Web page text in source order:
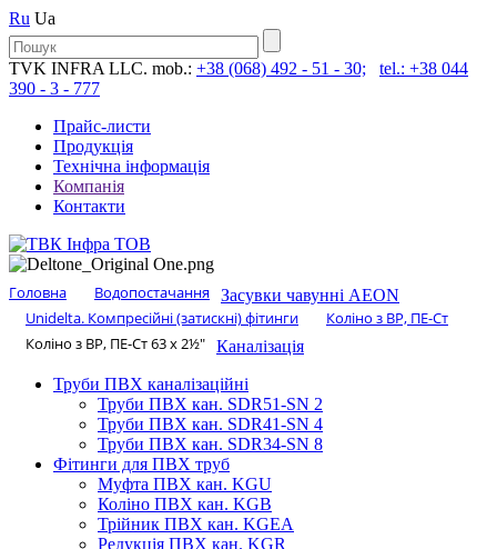
Ru Ua
TVK INFRA LLC. mob.: +38 (068) 492 - 51 - 30;
tel.: +38 044
390 - 3 - 777
Прайс-листи
Продукція
Технічна інформація
Компанія
Контакти
Головна
Водопостачання
Unidelta. Компресійні (затискні) фітинги
Коліно з ВР, ПЕ-Ст
Коліно з ВР, ПЕ-Ст 63 х 2½″
Засувки чавунні AEON
Каналізація
Труби ПВХ каналізаційні
Труби ПВХ кан. SDR51-SN 2
Труби ПВХ кан. SDR41-SN 4
Труби ПВХ кан. SDR34-SN 8
Фітинги для ПВХ труб
Муфта ПВХ кан. KGU
Коліно ПВХ кан. KGB
Трійник ПВХ кан. KGEA
Редукція ПВХ кан. KGR